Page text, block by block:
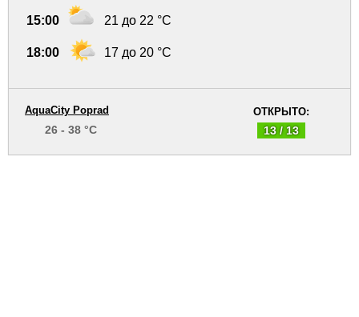
15:00 21 до 22 °C
18:00 17 до 20 °C
ОТКРЫТО:
13 / 13
AquaCity Poprad
26 - 38 °C